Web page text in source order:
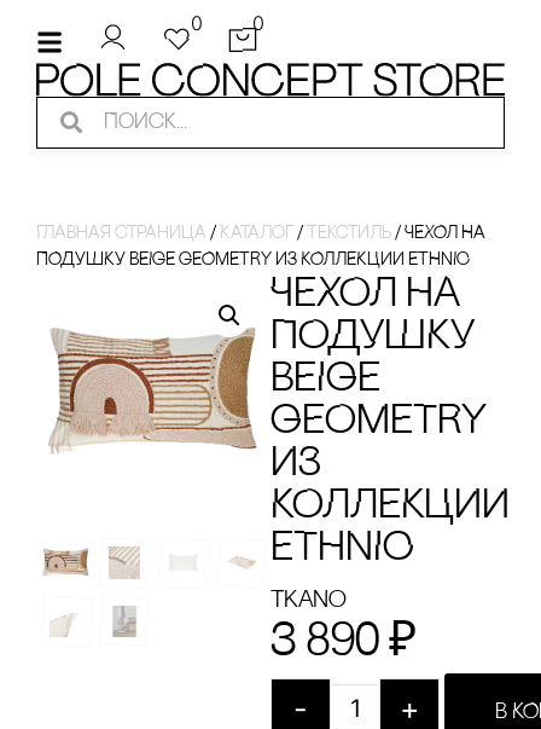
0 0
Главная страница / Каталог / Текстиль / ЧЕХОЛ НА
ПОДУШКУ BEIGE GEOMETRY ИЗ КОЛЛЕКЦИИ ETHNIC
ЧЕХОЛ НА
ПОДУШКУ
BEIGE
GEOMETRY
ИЗ
КОЛЛЕКЦИИ
ETHNIC
Tkano
3 890 ₽
- + В